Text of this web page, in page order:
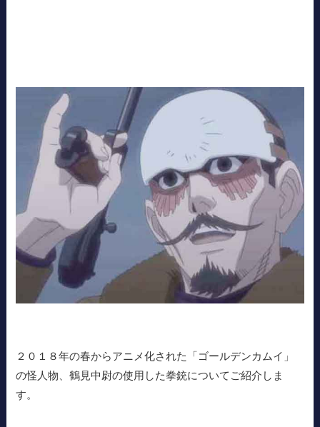
２０１８年の春からアニメ化された「ゴールデンカムイ」
の怪人物、鶴見中尉の使用した拳銃についてご紹介しま
す。